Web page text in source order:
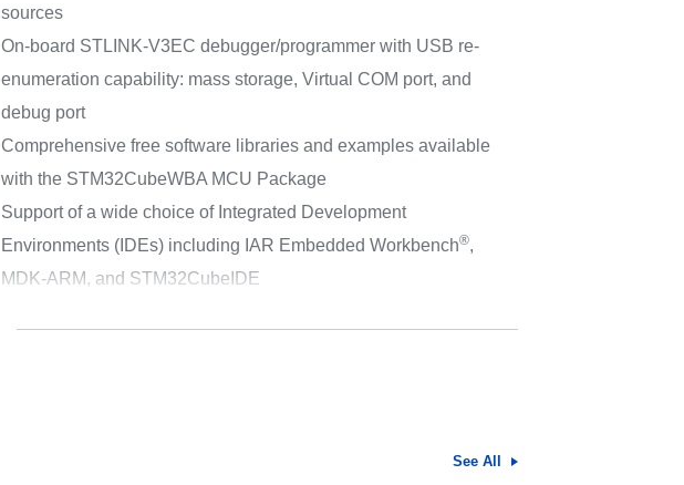
sources
On-board STLINK-V3EC debugger/programmer with USB re-
enumeration capability: mass storage, Virtual COM port, and
debug port
Comprehensive free software libraries and examples available
with the STM32CubeWBA MCU Package
Support of a wide choice of Integrated Development
Environments (IDEs) including IAR Embedded Workbench®,
MDK-ARM, and STM32CubeIDE
See All